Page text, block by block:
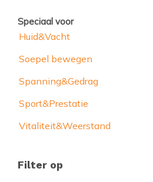
Speciaal voor
Huid&Vacht
Soepel bewegen
Spanning&Gedrag
Sport&Prestatie
Vitaliteit&Weerstand
Filter op